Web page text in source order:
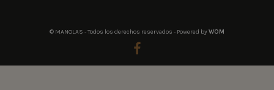
© MANOLAS - Todos los derechos reservados - Powered byWOM